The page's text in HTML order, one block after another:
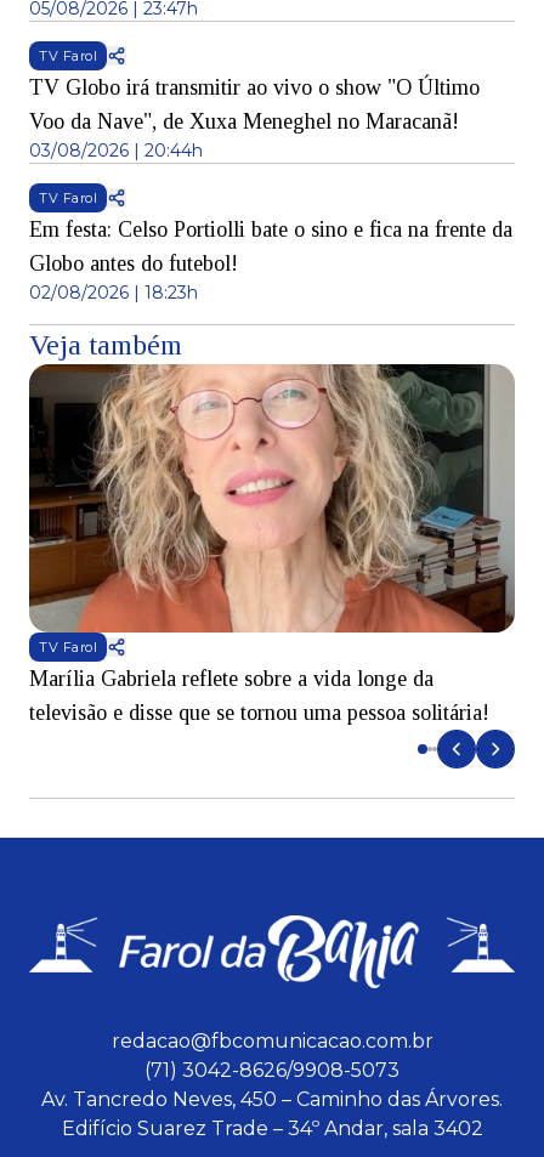
05/08/2026 | 23:47h
TV Farol
TV Globo irá transmitir ao vivo o show "O Último
Voo da Nave", de Xuxa Meneghel no Maracanã!
03/08/2026 | 20:44h
TV Farol
Em festa: Celso Portiolli bate o sino e fica na frente da
Globo antes do futebol!
02/08/2026 | 18:23h
Veja também
TV Farol
Marília Gabriela reflete sobre a vida longe da
televisão e disse que se tornou uma pessoa solitária!
redacao@fbcomunicacao.com.br
(71) 3042-8626/9908-5073
Av. Tancredo Neves, 450 – Caminho das Árvores.
Edifício Suarez Trade – 34º Andar, sala 3402